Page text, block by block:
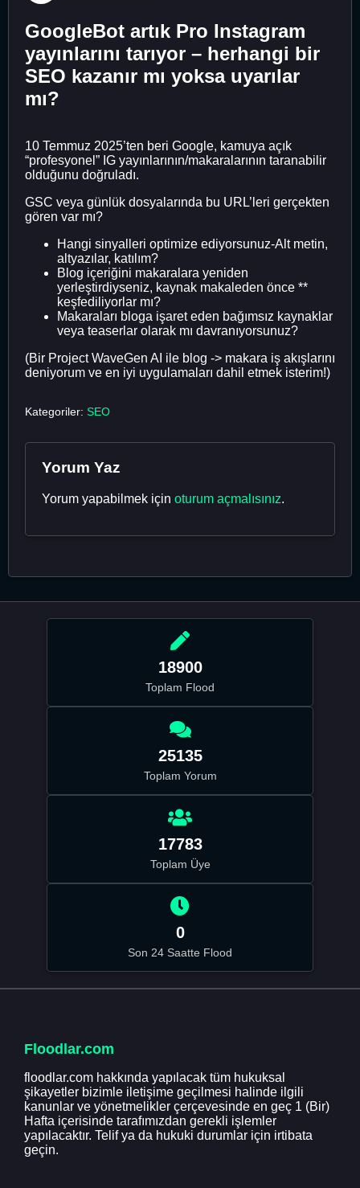
GoogleBot artık Pro Instagram
yayınlarını tarıyor – herhangi bir
SEO kazanır mı yoksa uyarılar
mı?
10 Temmuz 2025’ten beri Google, kamuya açık
“profesyonel” IG yayınlarının/makaralarının taranabilir
olduğunu doğruladı.
GSC veya günlük dosyalarında bu URL’leri gerçekten
gören var mı?
Hangi sinyalleri optimize ediyorsunuz-Alt metin,
altyazılar, katılım?
Blog içeriğini makaralara yeniden
yerleştirdiyseniz, kaynak makaleden önce **
keşfediliyorlar mı?
Makaraları bloga işaret eden bağımsız kaynaklar
veya teaserlar olarak mı davranıyorsunuz?
(Bir Project WaveGen AI ile blog -> makara iş akışlarını
deniyorum ve en iyi uygulamaları dahil etmek isterim!)
Kategoriler: SEO
Yorum Yaz
Yorum yapabilmek için oturum açmalısınız.
18900
Toplam Flood
25135
Toplam Yorum
17783
Toplam Üye
0
Son 24 Saatte Flood
Floodlar.com
floodlar.com hakkında yapılacak tüm hukuksal
şikayetler bizimle iletişime geçilmesi halinde ilgili
kanunlar ve yönetmelikler çerçevesinde en geç 1 (Bir)
Hafta içerisinde tarafımızdan gerekli işlemler
yapılacaktır. Telif ya da hukuki durumlar için irtibata
geçin.